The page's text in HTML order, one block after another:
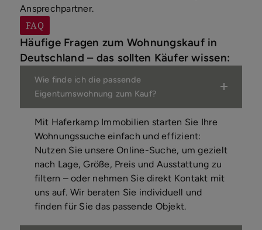
Ansprechpartner.
FAQ
Häufige Fragen zum Wohnungskauf in
Deutschland – das sollten Käufer wissen:
Wie finde ich die passende
Eigentumswohnung zum Kauf?
Mit Haferkamp Immobilien starten Sie Ihre
Wohnungssuche einfach und effizient:
Nutzen Sie unsere Online-Suche, um gezielt
nach Lage, Größe, Preis und Ausstattung zu
filtern – oder nehmen Sie direkt Kontakt mit
uns auf. Wir beraten Sie individuell und
finden für Sie das passende Objekt.